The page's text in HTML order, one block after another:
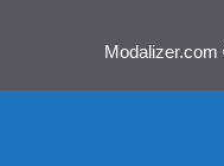
Modalizer.com